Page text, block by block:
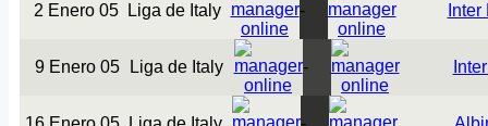
2 Enero 05 Liga de Italy -
9 Enero 05 Liga de Italy -